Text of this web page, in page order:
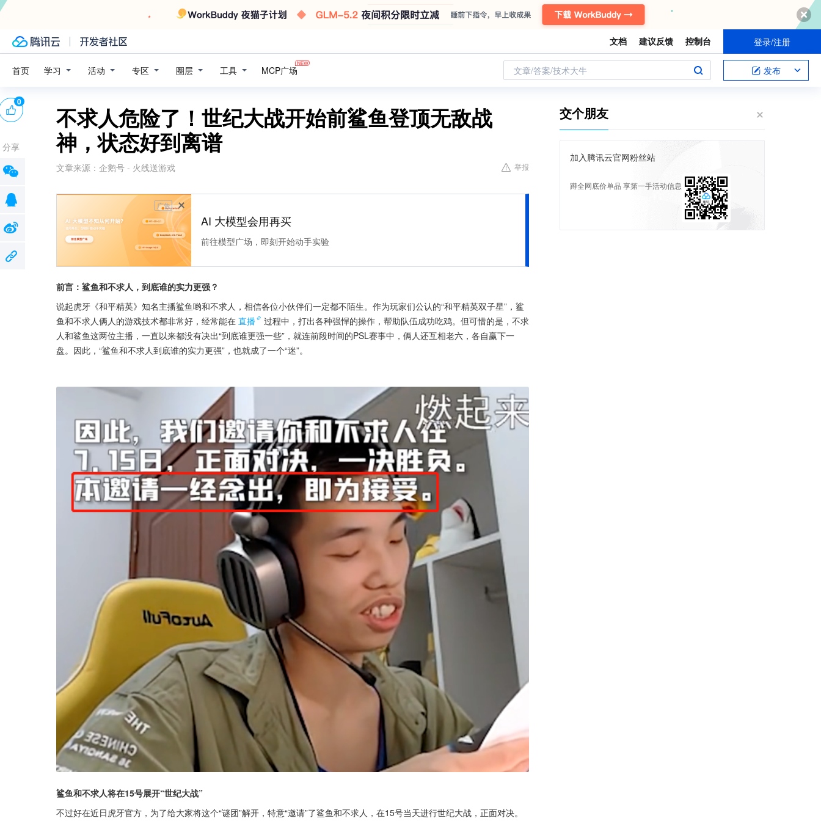
文档 建议反馈 控制台 登录/注册
首页 学习 活动 专区 圈层 工具 MCP广场 文章/答案/技术大牛 发布
不求人危险了！世纪大战开始前鲨鱼登顶无敌战
神，状态好到离谱
文章来源： 企鹅号 - 火线送游戏 举报
广告
AI 大模型会用再买
前往模型广场，即刻开始动手实验
前言：鲨鱼和不求人，到底谁的实力更强？
说起虎牙《和平精英》知名主播鲨鱼哟和不求人，相信各位小伙伴们一定都不陌生。作为玩家们公认的“和平精英双子星”，鲨
鱼和不求人俩人的游戏技术都非常好，经常能在 直播
过程中，打出各种强悍的操作，帮助队伍成功吃鸡。但可惜的是，不求
人和鲨鱼这两位主播，一直以来都没有决出“到底谁更强一些”，就连前段时间的PSL赛事中，俩人还互相老六，各自赢下一
盘。因此，“鲨鱼和不求人到底谁的实力更强”，也就成了一个“迷”。
鲨鱼和不求人将在15号展开“世纪大战”
不过好在近日虎牙官方，为了给大家将这个“谜团”解开，特意“邀请”了鲨鱼和不求人，在15号当天进行世纪大战，正面对决。
0
分享
交个朋友
加入腾讯云官网粉丝站
蹲全网底价单品 享第一手活动信息